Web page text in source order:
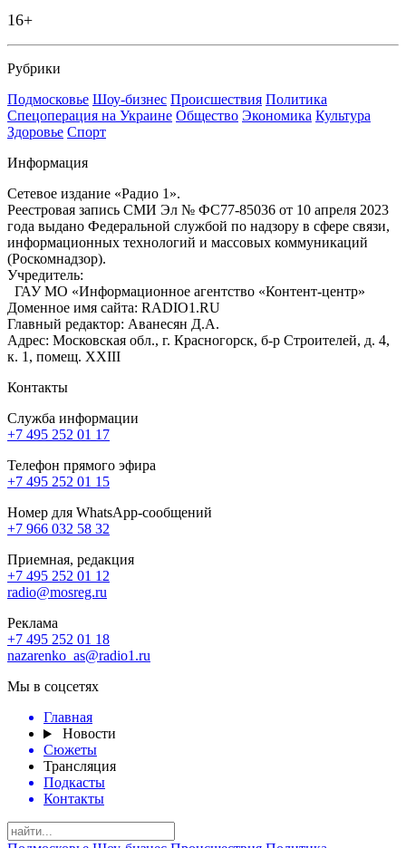
16+
Рубрики
Подмосковье Шоу-бизнес Происшествия Политика
Спецоперация на Украине Общество Экономика Культура
Здоровье Спорт
Информация
Сетевое издание «Радио 1».
Реестровая запись СМИ Эл № ФС77-85036 от 10 апреля 2023
года выдано Федеральной службой по надзору в сфере связи,
информационных технологий и массовых коммуникаций
(Роскомнадзор).
Учредитель:
ГАУ МО «Информационное агентство «Контент-центр»
Доменное имя сайта: RADIO1.RU
Главный редактор: Аванесян Д.А.
Адрес: Московская обл., г. Красногорск, б-р Строителей, д. 4,
к. 1, помещ. XXIII
Контакты
Служба информации
+7 495 252 01 17
Телефон прямого эфира
+7 495 252 01 15
Номер для WhatsApp-сообщений
+7 966 032 58 32
Приемная, редакция
+7 495 252 01 12
radio@mosreg.ru
Реклама
+7 495 252 01 18
nazarenko_as@radio1.ru
Мы в соцсетях
Главная
Новости
Сюжеты
Трансляция
Подкасты
Контакты